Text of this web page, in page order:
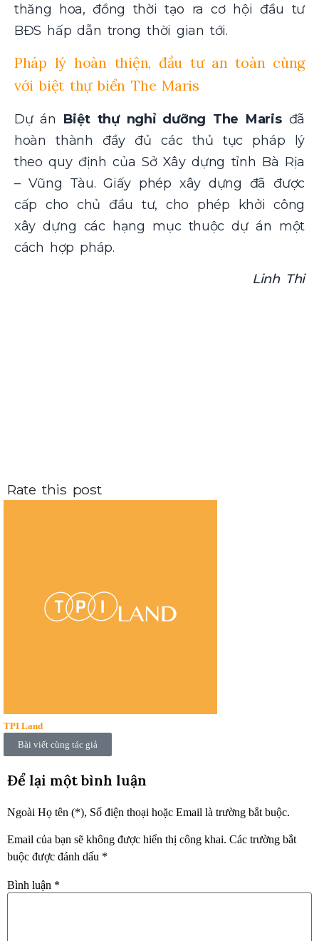
thăng hoa, đồng thời tạo ra cơ hội đầu tư
BĐS hấp dẫn trong thời gian tới.
Pháp lý hoàn thiện, đầu tư an toàn cùng
với biệt thự biển The Maris
Dự án Biệt thự nghỉ dưỡng The Marisđã
hoàn thành đầy đủ các thủ tục pháp lý
theo quy định của Sở Xây dựng tỉnh Bà Rịa
– Vũng Tàu. Giấy phép xây dựng đã được
cấp cho chủ đầu tư, cho phép khởi công
xây dựng các hạng mục thuộc dự án một
cách hợp pháp.
Linh Thi
Rate this post
TPI Land
Bài viết cùng tác giả
Để lại một bình luận
Ngoài Họ tên (*), Số điện thoại hoặc Email là trường bắt buộc.
Email của bạn sẽ không được hiển thị công khai. Các trường bắt
buộc được đánh dấu *
Bình luận *